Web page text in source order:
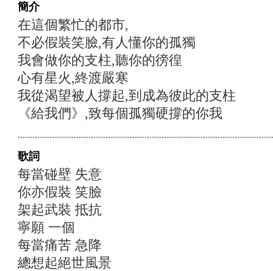
簡介
在這個繁忙的都市,
不必假裝笑臉,有人懂你的孤獨
我會做你的支柱,聽你的徬徨
心有星火,終渡嚴寒
我從渴望被人撐起,到成為彼此的支柱
《給我們》,致每個孤獨硬撐的你我
歌詞
每當碰壁 失意
你亦假裝 笑臉
架起武裝 抵抗
寧願 一個
每當痛苦 急降
總想起絕世風景